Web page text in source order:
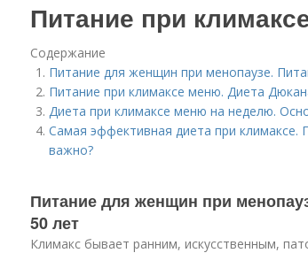
Питание при
Содержание
Питание для женщин при менопаузе.
Питание при климаксе меню. Диета
Диета при климаксе меню на неделю.
Самая эффективная диета при
важно?
Питание для женщин при
50 лет
Климакс бывает ранним, искусственным,